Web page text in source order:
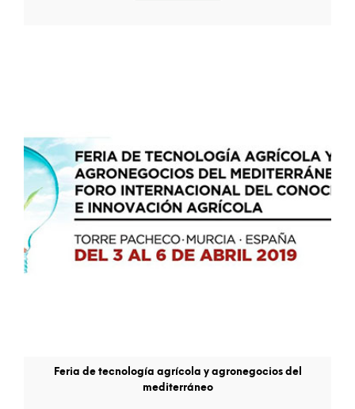
Feria de tecnología agrícola y agronegocios del
mediterráneo